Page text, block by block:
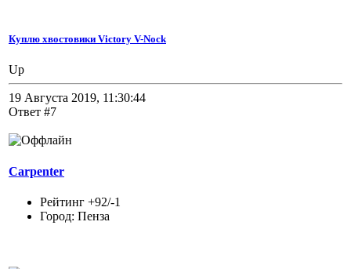
Куплю хвостовики Victory V-Nock
Up
19 Августа 2019, 11:30:44
Ответ #7
Carpenter
Рейтинг +92/-1
Город: Пенза